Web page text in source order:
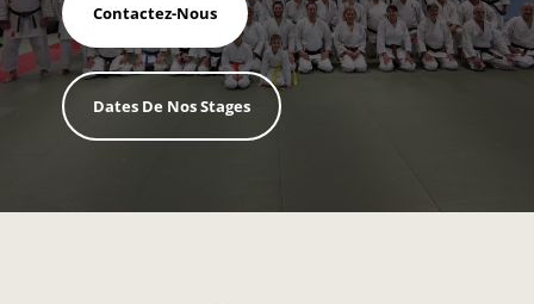
Contactez-Nous
Dates De Nos Stages